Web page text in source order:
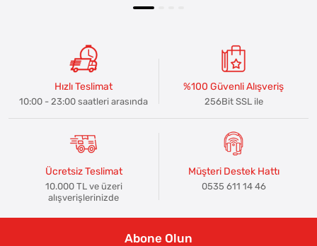
Hızlı Teslimat
10:00 - 23:00 saatleri arasında
%100 Güvenli Alışveriş
256Bit SSL ile
Ücretsiz Teslimat
10.000 TL ve üzeri
alışverişlerinizde
Müşteri Destek Hattı
0535 611 14 46
Abone Olun